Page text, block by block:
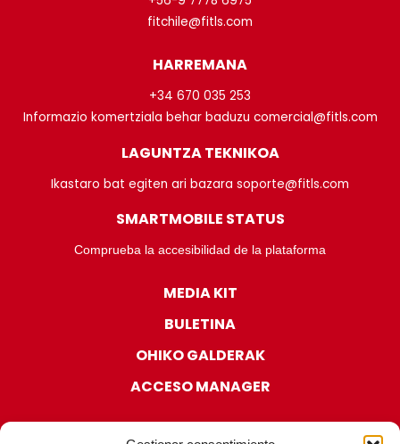
fitchile@fitls.com
HARREMANA
+34 670 035 253
Informazio komertziala behar baduzu comercial@fitls.com
LAGUNTZA TEKNIKOA
Ikastaro bat egiten ari bazara soporte@fitls.com
SMARTMOBILE STATUS
Comprueba la accesibilidad de la plataforma
MEDIA KIT
BULETINA
OHIKO GALDERAK
ACCESO MANAGER